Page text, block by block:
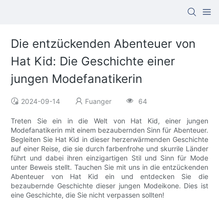
Die entzückenden Abenteuer von
Hat Kid: Die Geschichte einer
jungen Modefanatikerin
2024-09-14 Fuanger 64
Treten Sie ein in die Welt von Hat Kid, einer jungen
Modefanatikerin mit einem bezaubernden Sinn für Abenteuer.
Begleiten Sie Hat Kid in dieser herzerwärmenden Geschichte
auf einer Reise, die sie durch farbenfrohe und skurrile Länder
führt und dabei ihren einzigartigen Stil und Sinn für Mode
unter Beweis stellt. Tauchen Sie mit uns in die entzückenden
Abenteuer von Hat Kid ein und entdecken Sie die
bezaubernde Geschichte dieser jungen Modeikone. Dies ist
eine Geschichte, die Sie nicht verpassen sollten!